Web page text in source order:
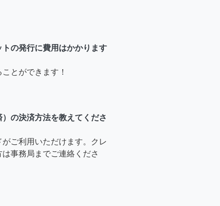
の発行に費用はかかります
とができます！
の決済方法を教えてくださ
ご利用いただけます。クレ
事務局までご連絡くださ